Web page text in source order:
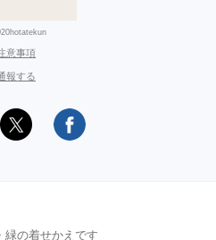
意事項
報する
緑の着せかえです